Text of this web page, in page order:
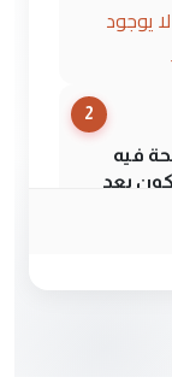
يوجود
2
فيه
بعد